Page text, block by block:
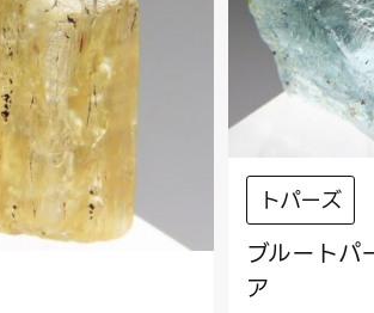
トパーズ
ブルート
ア